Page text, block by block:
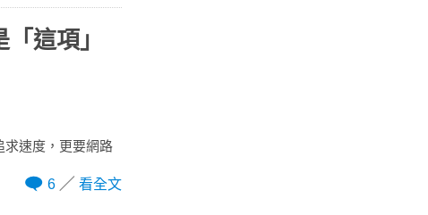
這項」
求速度，更要網路
6
看全文